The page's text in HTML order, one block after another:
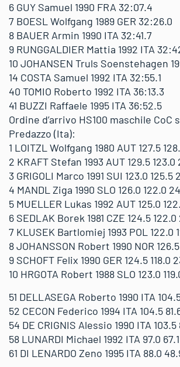
6 GUY Samuel 1990 FRA 32:07.4
7 BOESL Wolfgang 1989 GER 32:26.0
8 BAUER Armin 1990 ITA 32:41.7
9 RUNGGALDIER Mattia 1992 ITA
10 JOHANSEN Truls Soenstehagen
14 COSTA Samuel 1992 ITA 32:55.1
40 TOMIO Roberto 1992 ITA 36:13.3
41 BUZZI Raffaele 1995 ITA 36:52.5
Ordine d’arrivo HS100 maschile CoC
Predazzo (Ita):
1 LOITZL Wolfgang 1980 AUT 127.5
2 KRAFT Stefan 1993 AUT 129.5 123.0
3 GRIGOLI Marco 1991 SUI 123.0 125.5
4 MANDL Ziga 1990 SLO 126.0 122.0
5 MUELLER Lukas 1992 AUT 125.0
6 SEDLAK Borek 1981 CZE 124.5
7 KLUSEK Bartlomiej 1993 POL 122.0
8 JOHANSSON Robert 1990 NOR
9 SCHOFT Felix 1990 GER 124.5 118.0
10 HRGOTA Robert 1988 SLO 123.0
51 DELLASEGA Roberto 1990 ITA
52 CECON Federico 1994 ITA 104.5
54 DE CRIGNIS Alessio 1990 ITA 103.5
58 LUNARDI Michael 1992 ITA 97.0 67.1
61 DI LENARDO Zeno 1995 ITA 88.0